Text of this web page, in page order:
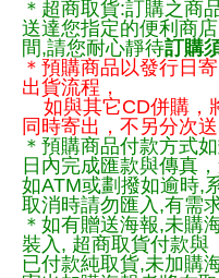
＊超商取貨:訂購之商
送達您指定的便利商
間,請您耐心靜待訂購
＊預購商品以發行日
出貨流程，
如與其它CD併購，
同時寄出，不另分次送
＊預購商品付款方式
日內完成匯款與傳真
如ATM或劃撥如逾時,
取消時請勿匯入,有需
＊如有贈送海報,未購
裝入, 超商取貨付款與
已付款純取貨,未加購